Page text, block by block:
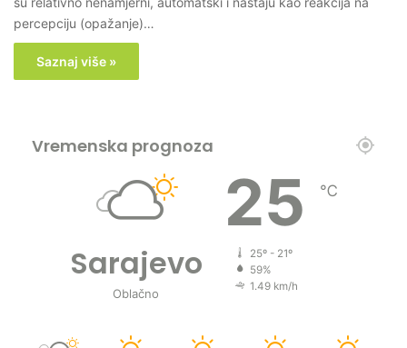
percepciju (opažanje)…
Saznaj više »
Vremenska prognoza
Sarajevo
Oblačno
25 ℃
25º - 21º
59%
1.49 km/h